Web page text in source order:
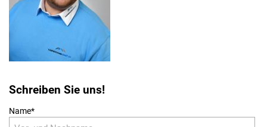
Schreiben Sie uns!
Pflichtfeld
Name*